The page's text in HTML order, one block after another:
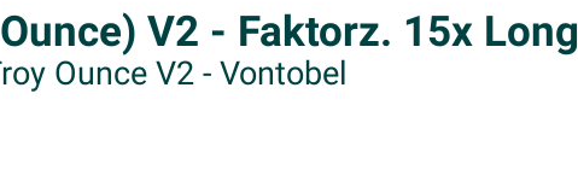
V2 - Faktorz. 15x Long
Ounce V2 - Vontobel